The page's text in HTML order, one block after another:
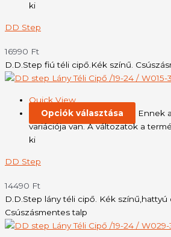
ki
DD Step
16990 Ft
D.D.Step fiú téli cipő.Kék színű.
Quick View
Opciók választása
Ennek
variációja van. A változatok a
ki
DD Step
14490 Ft
D.D.Step lány téli cipő. Kék színű,hattyú
Csúszásmentes talp